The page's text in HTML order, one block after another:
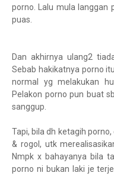
porno. Lalu mula langgan
puas.
Dan akhirnya ulang2
Sebab hakikatnya porno
normal yg melakukan
Pelakon porno pun buat
sanggup.
Tapi, bila dh ketagih
& rogol, utk
Nmpk x bahayanya bila
porno ni bukan laki je